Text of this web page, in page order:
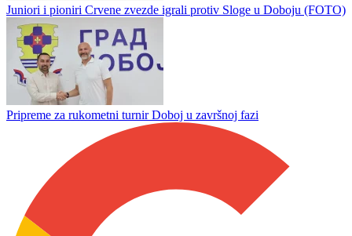
Juniori i pioniri Crvene zvezde igrali protiv Sloge u Doboju (FOTO)
Pripreme za rukometni turnir Doboj u završnoj fazi